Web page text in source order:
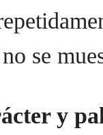
se
y